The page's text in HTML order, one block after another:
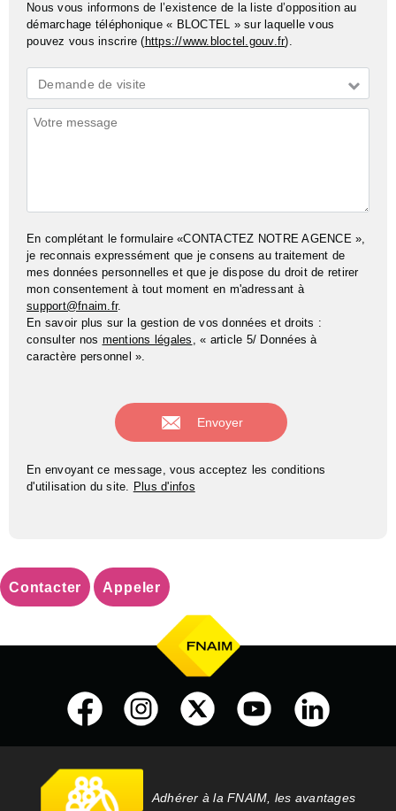
Nous vous informons de l’existence de la liste d’opposition au
démarchage téléphonique « BLOCTEL » sur laquelle vous
pouvez vous inscrire ( https://www.bloctel.gouv.fr).
Demande
*
Demande de visite
Commentaires
En complétant le formulaire «CONTACTEZ NOTRE AGENCE »,
je reconnais expressément que je consens au traitement de
mes données personnelles et que je dispose du droit de retirer
mon consentement à tout moment en m'adressant à
support@fnaim.fr.
En savoir plus sur la gestion de vos données et droits :
consulter nos mentions légales , « article 5/ Données à
caractère personnel ».
En envoyant ce message, vous acceptez les conditions
d'utilisation du site. Plus d'infos
Contacter Appeler
Adhérer à la FNAIM, les avantages